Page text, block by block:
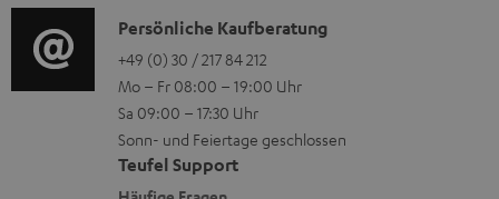
l
a
d
e
n
e
n
z
u
r
g
e
r
ä
t
i
o
-
L
e
K
o
n
t
a
Persönliche Kaufberatung
+49 (0) 30 / 217 84 212
Mo – Fr 08:00 – 19:00 Uhr
Sa 09:00 – 17:30 Uhr
Sonn- und Feiertage geschlossen
Teufel Support